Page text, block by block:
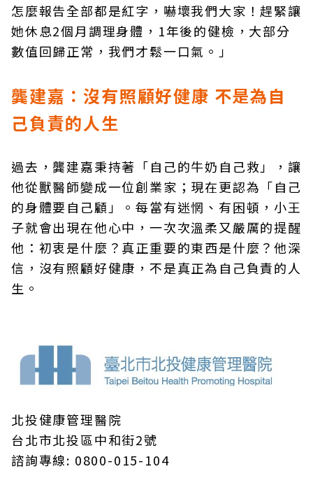
怎麼報告全部都是紅字，嚇壞我們大家！趕緊讓
她休息2個月調理身體，1年後的健檢，大部分
數值回歸正常，我們才鬆一口氣。」
龔建嘉：沒有照顧好健康 不是為自
己負責的人生
過去，龔建嘉秉持著「自己的牛奶自己救」，讓
他從獸醫師變成一位創業家；現在更認為「自己
的身體要自己顧」。每當有迷惘、有困頓，小王
子就會出現在他心中，一次次溫柔又嚴厲的提醒
他：初衷是什麼？真正重要的東西是什麼？他深
信，沒有照顧好健康，不是真正為自己負責的人
生。
北投健康管理醫院
台北市北投區中和街2號
諮詢專線: 0800-015-104